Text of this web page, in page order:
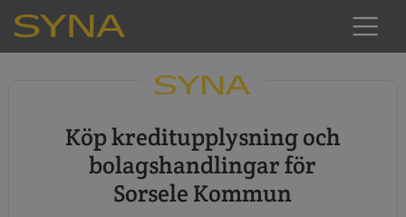
Köp kreditupplysning och
bolagshandlingar för
Sorsele Kommun